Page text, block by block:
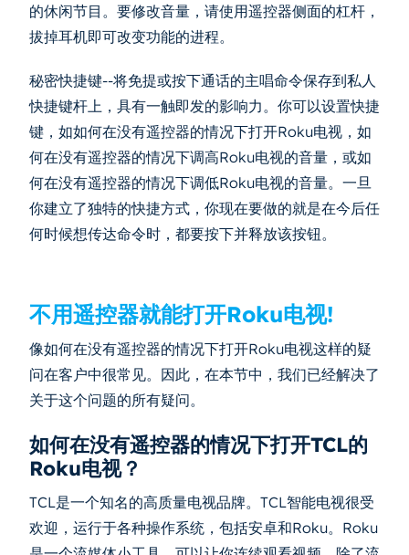
的休闲节目。要修改音量，请使用遥控器侧面的杠杆，
拔掉耳机即可改变功能的进程。
秘密快捷键--将免提或按下通话的主唱命令保存到私人
快捷键杆上，具有一触即发的影响力。你可以设置快捷
键，如如何在没有遥控器的情况下打开Roku电视，如
何在没有遥控器的情况下调高Roku电视的音量，或如
何在没有遥控器的情况下调低Roku电视的音量。一旦
你建立了独特的快捷方式，你现在要做的就是在今后任
何时候想传达命令时，都要按下并释放该按钮。
不用遥控器就能打开Roku电视!
像如何在没有遥控器的情况下打开Roku电视这样的疑
问在客户中很常见。因此，在本节中，我们已经解决了
关于这个问题的所有疑问。
如何在没有遥控器的情况下打开TCL的
Roku电视？
TCL是一个知名的高质量电视品牌。TCL智能电视很受
欢迎，运行于各种操作系统，包括安卓和Roku。Roku